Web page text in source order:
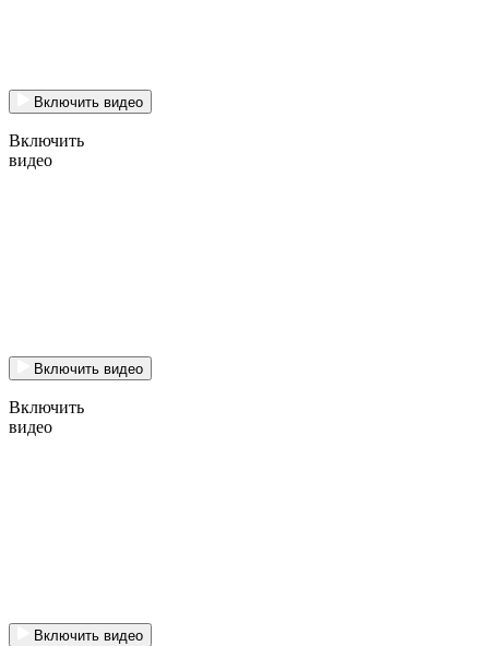
Включить видео
Включить
видео
Включить видео
Включить
видео
Включить видео